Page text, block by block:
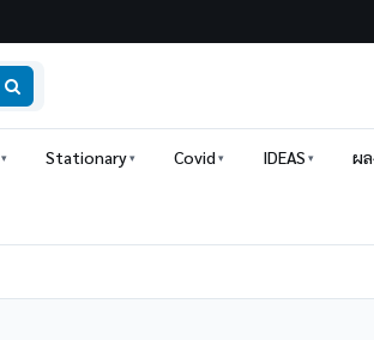
Stationary Covid IDEAS ผ